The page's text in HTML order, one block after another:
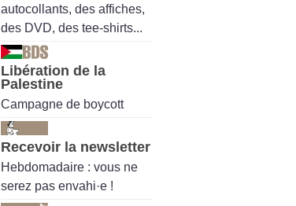
autocollants, des affiches,
des DVD, des tee-shirts...
Libération de la
Palestine
Campagne de boycott
Recevoir la newsletter
Hebdomadaire : vous ne
serez pas envahi·e !